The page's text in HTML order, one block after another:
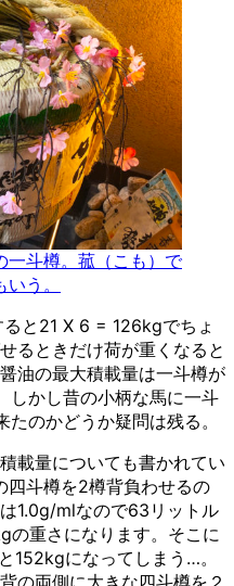
一斗樽。菰（こも）で
う。
と21 X 6 = 126kgでちょ
るときだけ荷が重くなると
油の最大積載量は一斗樽が
しかし昔の小柄な馬に一斗
のかどうか疑問は残る。
載量についても書かれてい
斗樽を2樽背負わせるの
1.0g/mlなので63リットル
重さになります。そこに
152kgになってしまう…。